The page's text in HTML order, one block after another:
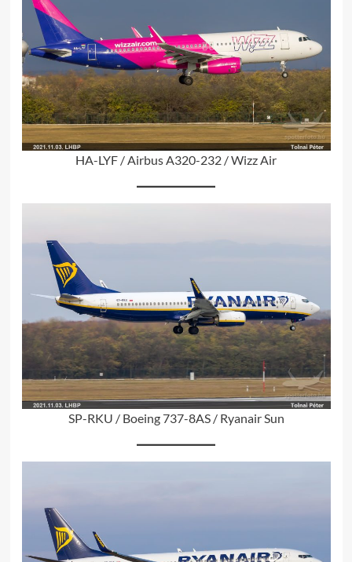
HA-LYF / Airbus A320-232 / Wizz Air
SP-RKU / Boeing 737-8AS / Ryanair Sun